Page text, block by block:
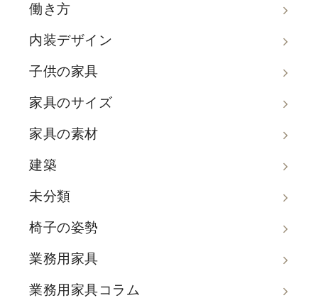
働き方
内装デザイン
子供の家具
家具のサイズ
家具の素材
建築
未分類
椅子の姿勢
業務用家具
業務用家具コラム